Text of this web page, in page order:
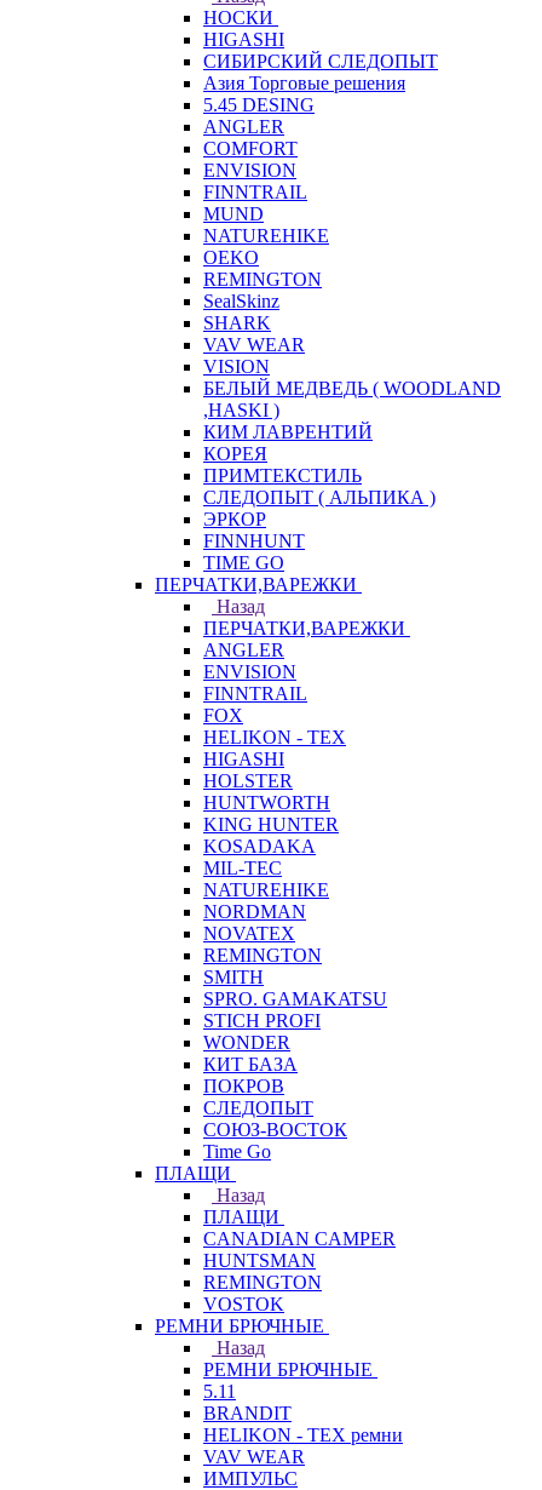
НОСКИ
HIGASHI
СИБИРСКИЙ СЛЕДОПЫТ
Азия Торговые решения
5.45 DESING
ANGLER
COMFORT
ENVISION
FINNTRAIL
MUND
NATUREHIKE
OEKO
REMINGTON
SealSkinz
SHARK
VAV WEAR
VISION
БЕЛЫЙ МЕДВЕДЬ ( WOODLAND
,HASKI )
КИМ ЛАВРЕНТИЙ
КОРЕЯ
ПРИМТЕКСТИЛЬ
СЛЕДОПЫТ ( АЛЬПИКА )
ЭРКОР
FINNHUNT
TIME GO
ПЕРЧАТКИ,ВАРЕЖКИ
Назад
ПЕРЧАТКИ,ВАРЕЖКИ
ANGLER
ENVISION
FINNTRAIL
FOX
HELIKON - TEX
HIGASHI
HOLSTER
HUNTWORTH
KING HUNTER
KOSADAKA
MIL-TEC
NATUREHIKE
NORDMAN
NOVATEX
REMINGTON
SMITH
SPRO. GAMAKATSU
STICH PROFI
WONDER
КИТ БАЗА
ПОКРОВ
СЛЕДОПЫТ
СОЮЗ-ВОСТОК
Time Go
ПЛАЩИ
Назад
ПЛАЩИ
CANADIAN CAMPER
HUNTSMAN
REMINGTON
VOSTOK
РЕМНИ БРЮЧНЫЕ
Назад
РЕМНИ БРЮЧНЫЕ
5.11
BRANDIT
HELIKON - TEX ремни
VAV WEAR
ИМПУЛЬС